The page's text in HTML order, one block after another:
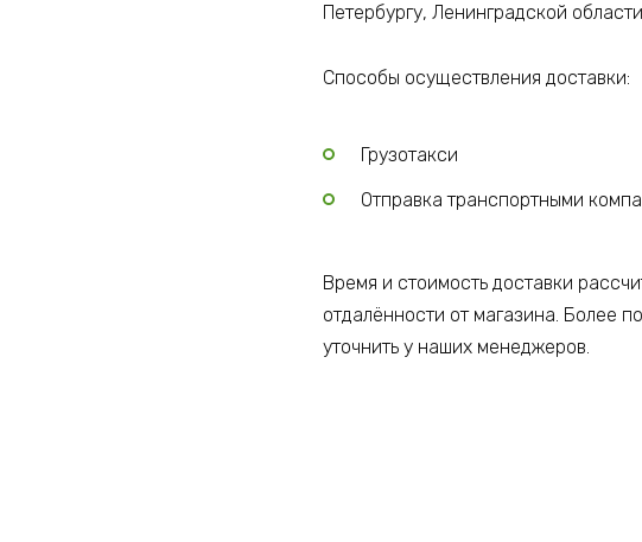
Петербургу, Ленинградской
Способы осуществления доставки:
Грузотакси
Отправка транспортными
Время и стоимость доставки
отдалённости от магазина. Более
уточнить у наших менеджеров.